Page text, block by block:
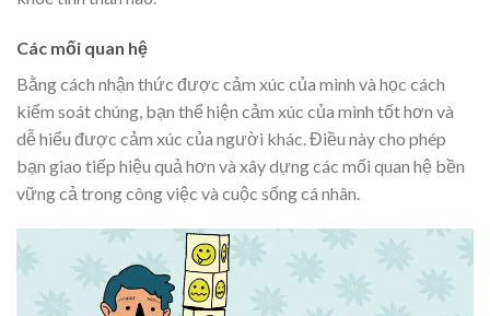
Các mối quan hệ
Bằng cách nhận thức được cảm xúc của mình và học cách
kiểm soát chúng, bạn thể hiện cảm xúc của mình tốt hơn và
dễ hiểu được cảm xúc của người khác. Điều này cho phép
bạn giao tiếp hiệu quả hơn và xây dựng các mối quan hệ bền
vững cả trong công việc và cuộc sống cá nhân.